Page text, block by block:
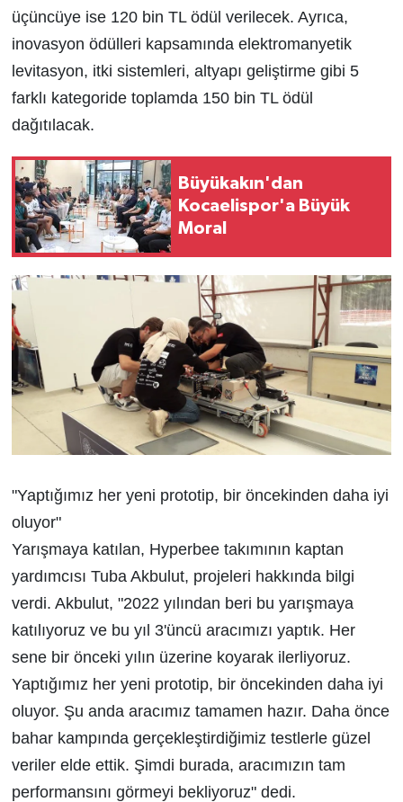
üçüncüye ise 120 bin TL ödül verilecek. Ayrıca,
inovasyon ödülleri kapsamında elektromanyetik
levitasyon, itki sistemleri, altyapı geliştirme gibi 5
farklı kategoride toplamda 150 bin TL ödül
dağıtılacak.
Büyükakın'dan
Kocaelispor'a Büyük
Moral
"Yaptığımız her yeni prototip, bir öncekinden daha iyi
oluyor"
Yarışmaya katılan, Hyperbee takımının kaptan
yardımcısı Tuba Akbulut, projeleri hakkında bilgi
verdi. Akbulut, "2022 yılından beri bu yarışmaya
katılıyoruz ve bu yıl 3'üncü aracımızı yaptık. Her
sene bir önceki yılın üzerine koyarak ilerliyoruz.
Yaptığımız her yeni prototip, bir öncekinden daha iyi
oluyor. Şu anda aracımız tamamen hazır. Daha önce
bahar kampında gerçekleştirdiğimiz testlerle güzel
veriler elde ettik. Şimdi burada, aracımızın tam
performansını görmeyi bekliyoruz" dedi.